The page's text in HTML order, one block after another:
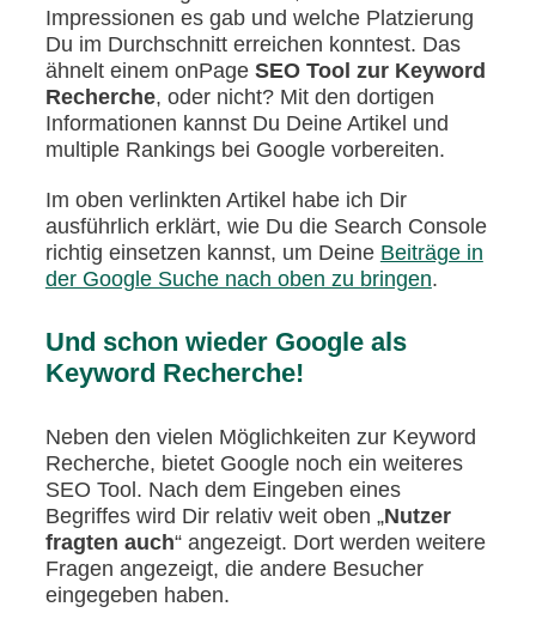
Impressionen es gab und welche Platzierung
Du im Durchschnitt erreichen konntest. Das
ähnelt einem onPage SEO Tool zur Keyword
Recherche, oder nicht? Mit den dortigen
Informationen kannst Du Deine Artikel und
multiple Rankings bei Google vorbereiten.
Im oben verlinkten Artikel habe ich Dir
ausführlich erklärt, wie Du die Search Console
richtig einsetzen kannst, um Deine Beiträge in
der Google Suche nach oben zu bringen.
Und schon wieder Google als
Keyword Recherche!
Neben den vielen Möglichkeiten zur Keyword
Recherche, bietet Google noch ein weiteres
SEO Tool. Nach dem Eingeben eines
Begriffes wird Dir relativ weit oben „Nutzer
fragten auch“ angezeigt. Dort werden weitere
Fragen angezeigt, die andere Besucher
eingegeben haben.